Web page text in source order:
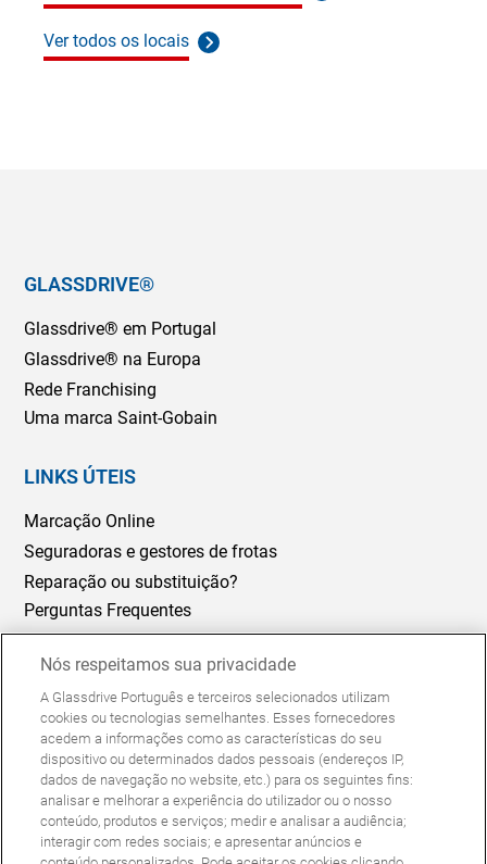
Ver todos os locais
GLASSDRIVE®
Glassdrive® em Portugal
Glassdrive® na Europa
Rede Franchising
Uma marca Saint-Gobain
LINKS ÚTEIS
Marcação Online
Seguradoras e gestores de frotas
Reparação ou substituição?
Perguntas Frequentes
Política de CookiesPolítica de Privacidade
© Copyright Glassdrive. Todos os direitos reservados | 2025
Nós respeitamos sua privacidade
A Glassdrive Português e terceiros selecionados utilizam
cookies ou tecnologias semelhantes. Esses fornecedores
acedem a informações como as características do seu
dispositivo ou determinados dados pessoais (endereços IP,
dados de navegação no website, etc.) para os seguintes fins:
analisar e melhorar a experiência do utilizador ou o nosso
conteúdo, produtos e serviços; medir e analisar a audiência;
interagir com redes sociais; e apresentar anúncios e